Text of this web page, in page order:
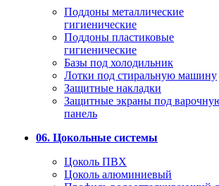
Поддоны металлические
гигиенические
Поддоны пластиковые
гигиенические
Базы под холодильник
Лотки под стиральную машину
Защитные накладки
Защитные экраны под
панель
06. Цокольные системы
Цоколь ПВХ
Цоколь алюминиевый